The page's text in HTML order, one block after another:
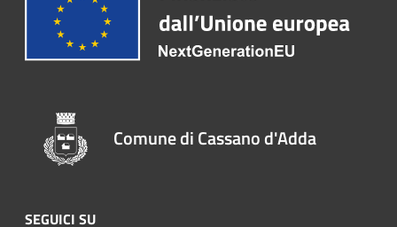
Comune di Cassano d'Adda
SEGUICI SU